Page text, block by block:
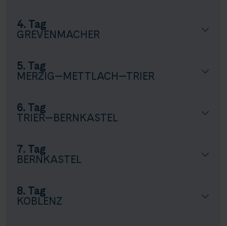
4. Tag
GREVENMACHER
5. Tag
MERZIG—METTLACH—TRIER
6. Tag
TRIER—BERNKASTEL
7. Tag
BERNKASTEL
8. Tag
KOBLENZ